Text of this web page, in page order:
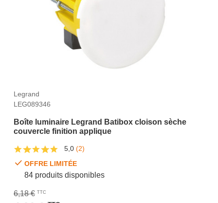
Legrand
LEG089346
Boîte luminaire Legrand Batibox cloison sèche
couvercle finition applique
5,0 (2)
OFFRE LIMITÉE
84 produits disponibles
6,18 € TTC